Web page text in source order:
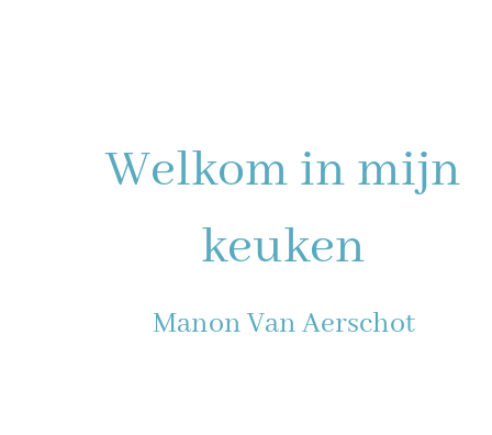
Welkom in mijn
keuken
Manon Van Aerschot